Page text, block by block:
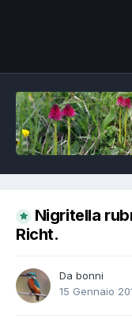
Nigritella
Richt.
Da bonni
15 Gennaio